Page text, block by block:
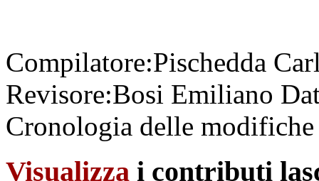
Compilatore:Pischedda
Revisore:Bosi Emiliano
Cronologia delle
Visualizza i contributi